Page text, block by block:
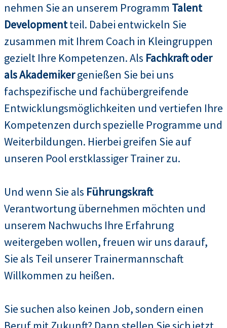
nehmen Sie an unserem Programm Talent
Developmentteil. Dabei entwickeln Sie
zusammen mit Ihrem Coach in Kleingruppen
gezielt Ihre Kompetenzen. Als Fachkraft oder
als Akademikergenießen Sie bei uns
fachspezifische und fachübergreifende
Entwicklungsmöglichkeiten und vertiefen Ihre
Kompetenzen durch spezielle Programme und
Weiterbildungen. Hierbei greifen Sie auf
unseren Pool erstklassiger Trainer zu.
Und wenn Sie als Führungskraft
Verantwortung übernehmen möchten und
unserem Nachwuchs Ihre Erfahrung
weitergeben wollen, freuen wir uns darauf,
Sie als Teil unserer Trainermannschaft
Willkommen zu heißen.
Sie suchen also keinen Job, sondern einen